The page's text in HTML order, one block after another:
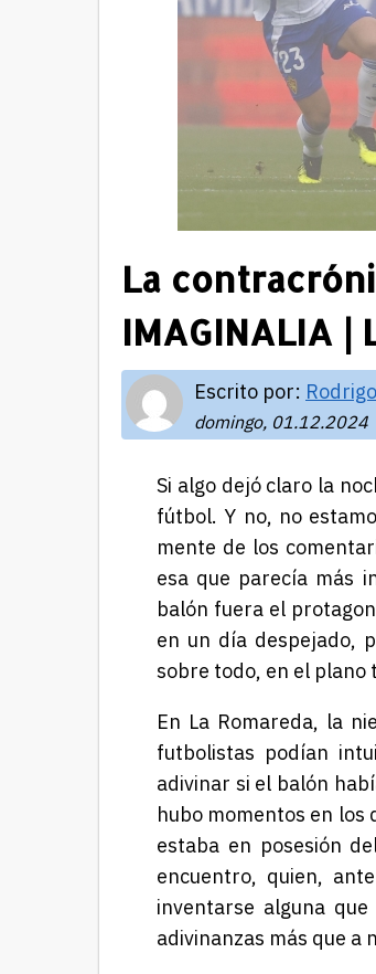
La
IMAGINALIA
Escrito por:
domingo, 01.12.2024
Si algo dejó claro la
fútbol. Y no, no
mente de los
esa que parecía más
balón fuera el
en un día despejado,
sobre todo, en el plano
En La Romareda, la
futbolistas podían
adivinar si el balón
hubo momentos en los
estaba en posesión
encuentro, quien,
inventarse alguna
adivinanzas más que